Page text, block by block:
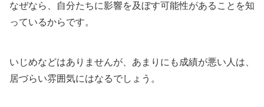
なぜなら、自分たちに影響を及ぼす可能性があることを知
っているからです。
いじめなどはありませんが、あまりにも成績が悪い人は、
居づらい雰囲気にはなるでしょう。